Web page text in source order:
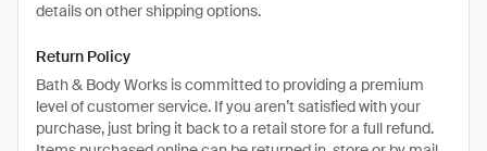
details on other shipping options.
Return Policy
Bath & Body Works is committed to providing a premium
level of customer service. If you aren’t satisfied with your
purchase, just bring it back to a retail store for a full refund.